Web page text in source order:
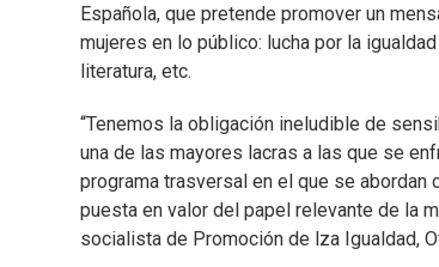
Española, que pretende promover un
mujeres en lo público: lucha por la
literatura, etc.
“Tenemos la obligación ineludible de
una de las mayores lacras a las que se
programa trasversal en el que se
puesta en valor del papel relevante de la
socialista de Promoción de lza Igualdad,